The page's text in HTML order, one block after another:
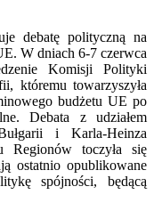
debatę polityczną na
W dniach 6-7 czerwca
Komisji Polityki
któremu towarzyszyła
budżetu UE po
Debata z udziałem
i Karla-Heinza
Regionów toczyła się
ostatnio opublikowane
spójności, będącą